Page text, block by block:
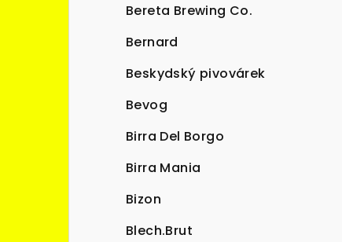
Bereta Brewing Co.
Bernard
Beskydský pivovárek
Bevog
Birra Del Borgo
Birra Mania
Bizon
Blech.Brut